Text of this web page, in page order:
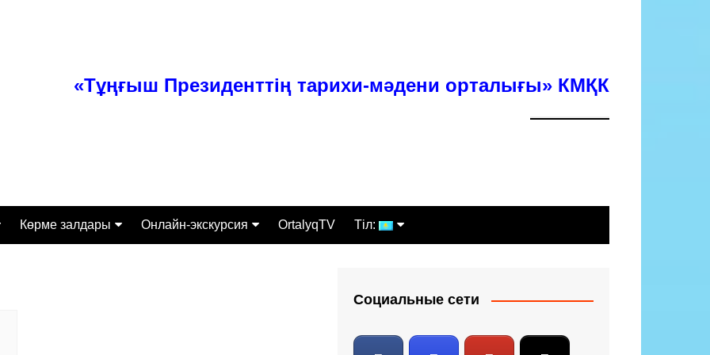
«Тұңғыш Президенттің тарихи-мәдени орталығы» КМҚК
Көрме залдары Онлайн-экскурсия OrtalyqTV Тіл:
English
Социальные сети